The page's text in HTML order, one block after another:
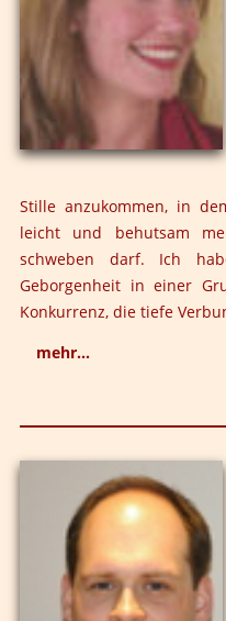
kann. Ich spüre mehr
ein stärkeres
geworden und habe
Meine Beziehungen
näher geworden. Ich
einlassen und
Missverständnissen
mir. Ich kann vieles bei
den Kopf zu machen.
Freiheit und
Stille anzukommen, in
leicht und behutsam
schweben darf. Ich
Geborgenheit in einer
Konkurrenz, die tiefe
mehr...
jenseits allen Kampfes.
Lebens anvertrauen
beschenkt werde. Dass
etwas dafür tun zu
meines Körpers
Genitalien lieben